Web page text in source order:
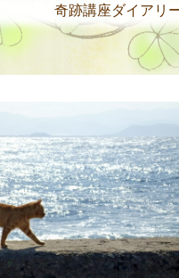
奇跡講座ダイアリ